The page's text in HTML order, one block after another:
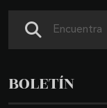
BOLETÍN